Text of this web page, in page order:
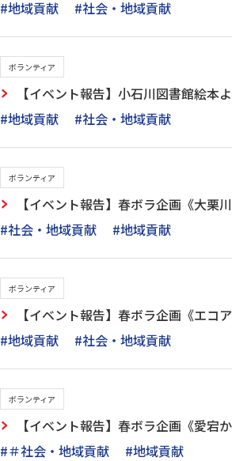
#地域貢献
#社会・地域貢献
ボランティア
【イベント報告】小石川図書館絵本
#地域貢献
#社会・地域貢献
ボランティア
【イベント報告】春ボラ企画《大栗
#社会・地域貢献
#地域貢献
ボランティア
【イベント報告】春ボラ企画《エコア
#地域貢献
#社会・地域貢献
ボランティア
【イベント報告】春ボラ企画《愛宕
#＃社会・地域貢献
#地域貢献